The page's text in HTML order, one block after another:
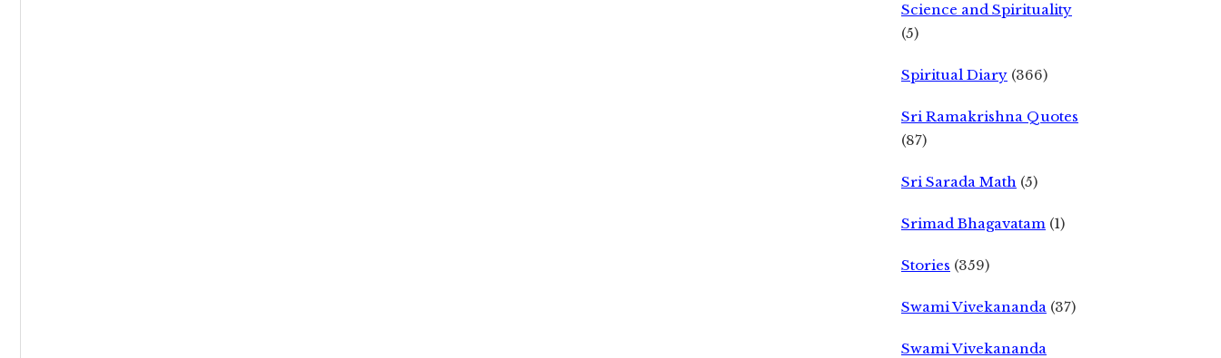
Science and Spirituality
(5)
Spiritual Diary (366)
Sri Ramakrishna Quotes
(87)
Sri Sarada Math (5)
Srimad Bhagavatam (1)
Stories (359)
Swami Vivekananda (37)
Swami Vivekananda